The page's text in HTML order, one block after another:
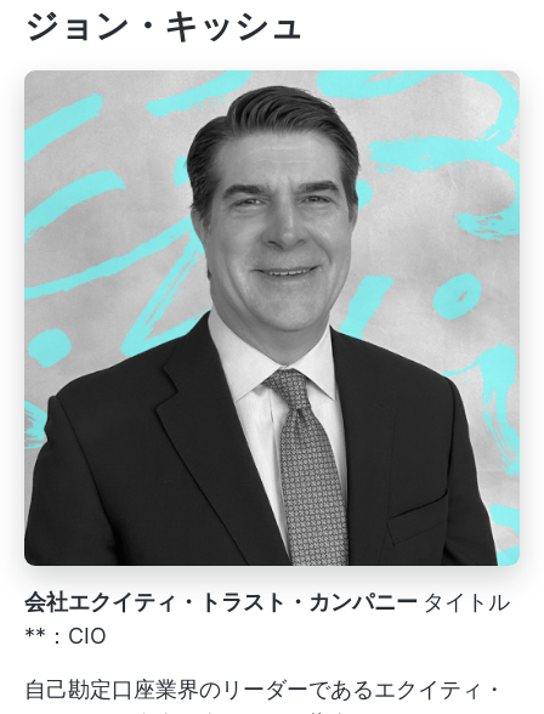
ジョン・キッシュ
会社エクイティ・トラスト・カンパニー タイトル
**：CIO
自己勘定口座業界のリーダーであるエクイティ・